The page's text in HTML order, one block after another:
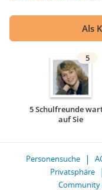
Als
5
5 Schulfreunde
auf Sie
Personensuche
Privatsphäre
Community